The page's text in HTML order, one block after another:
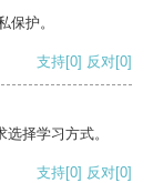
保护。
支持[0] 反对[0]
择学习方式。
支持[0] 反对[0]